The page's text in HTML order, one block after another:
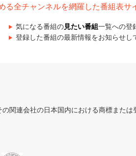
る全チャンネルを網羅した番組表サ
気になる番組の見たい番組 一覧への登
登録した番組の最新情報をお知らせし
関連会社の日本国内における商標または